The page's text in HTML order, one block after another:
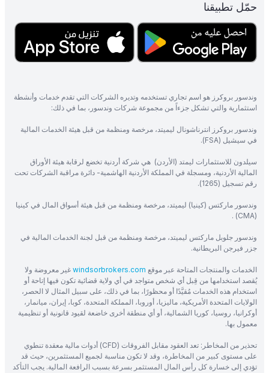
حمّل تطبيقنا
وندسور بروكرز هو اسم تجاري تستخدمه وتديره الشركات التي تقدم خدمات وأنشطة
استثمارية والتي تشكل جزءاً من مجموعة شركات وندسور، بما في ذلك:
وندسور بروكرز انترناشونال ليميتد، مرخصة ومنظمة من قبل هيئة الخدمات المالية
في سيشيل (FSA).
سيلدون للاستثمارات ليمتد (الأردن) هي شركة أردنية تخضع لرقابة هيئة الأوراق
المالية الأردنية، ومسجلة في المملكة الأردنية الهاشمية- دائرة مراقبة الشركات تحت
رقم تسجيل (1265).
وندسور ماركتس (كينيا) ليميتد، مرخصة ومنظمة من قبل هيئة أسواق المال في كينيا
(CMA) .
وندسور جلوبل ماركتس ليميتد، مرخصة ومنظمة من قبل لجنة الخدمات المالية في
جزر فيرجن البريطانية.
الخدمات والمنتجات المتاحة عبر موقع windsorbrokers.com غير معروضة ولا
يُقصد استخدامها من قِبل أي شخص متواجد في أي ولاية قضائية تكون فيها إتاحة أو
استخدام هذه الخدمات مُقيَّدًا أو محظورًا، بما في ذلك، على سبيل المثال لا الحصر،
الولايات المتحدة الأمريكية، ماليزيا، أوروبا، المملكة المتحدة، كوبا، إيران، ميانمار،
أوكرانيا، روسيا، كوريا الشمالية، أو أي منطقة أخرى خاضعة لقيود قانونية أو تنظيمية
معمول بها.
تحذير من المخاطر: تعد العقود مقابل الفروقات (CFD) أدوات مالية معقدة تنطوي
على مستوى كبير من المخاطرة، وقد لا تكون مناسبة لجميع المستثمرين، حيث قد
تؤدي إلى خسارة كل رأس المال المستثمر بسرعة بسبب الرافعة المالية. يجب التأكد